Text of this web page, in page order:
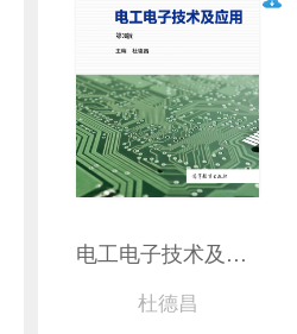
电工电子技术及应用（第3版）
杜德昌